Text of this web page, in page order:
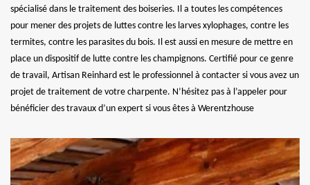
spécialisé dans le traitement des boiseries. Il a toutes les compétences
pour mener des projets de luttes contre les larves xylophages, contre les
termites, contre les parasites du bois. Il est aussi en mesure de mettre en
place un dispositif de lutte contre les champignons. Certifié pour ce genre
de travail, Artisan Reinhard est le professionnel à contacter si vous avez un
projet de traitement de votre charpente. N’hésitez pas à l’appeler pour
bénéficier des travaux d’un expert si vous êtes à Werentzhouse